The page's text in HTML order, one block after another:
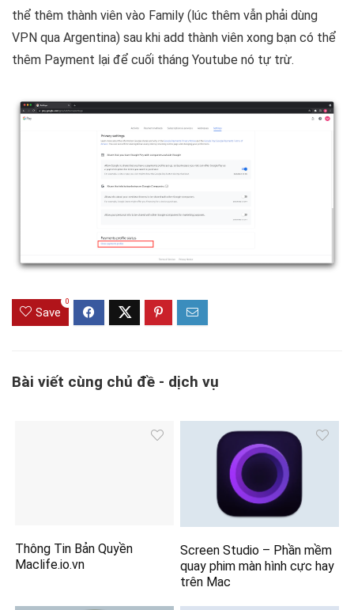
thể thêm thành viên vào Family (lúc thêm vẫn phải dùng
VPN qua Argentina) sau khi add thành viên xong bạn có thể
thêm Payment lại để cuối tháng Youtube nó tự trừ.
Save
0
Bài viết cùng chủ đề - dịch vụ
Thông Tin Bản Quyền
Maclife.io.vn
Screen Studio – Phần mềm
quay phim màn hình cực hay
trên Mac